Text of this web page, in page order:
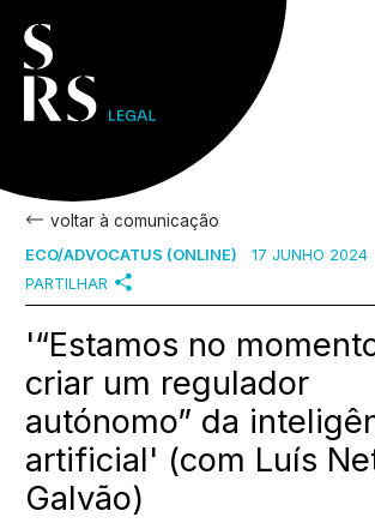
voltar à comunicação
ECO/ADVOCATUS (ONLINE)
17 JUNHO 2024
PARTILHAR
'“Estamos no
criar um regulador
autónomo” da
artificial' (com Luís
Galvão)